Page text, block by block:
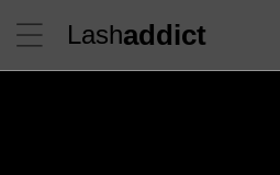
Lashaddict